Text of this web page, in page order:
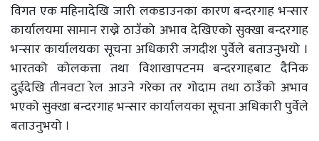
विगत एक महिनादेखि जारी लकडाउनका कारण बन्दरगाह भन्सार
कार्यालयमा सामान राख्ने ठाउँको अभाव देखिएको सुक्खा बन्दरगाह
भन्सार कार्यालयका सूचना अधिकारी जगदीश पुर्वेले बताउनुभयो ।
भारतको कोलकत्ता तथा विशाखापटनम बन्दरगाहबाट दैनिक
दुईदेखि तीनवटा रेल आउने गरेका तर गोदाम तथा ठाउँको अभाव
भएको सुक्खा बन्दरगाह भन्सार कार्यालयका सूचना अधिकारी पुर्वेले
बताउनुभयो ।